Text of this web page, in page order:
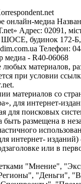
онлайн-медиа
Адрес: 02091,
будинок 172-Б,
Телефон:
медиа - R40-06068
любых материалов,
при условии
материалов со
для интернет-
для поисковых
размещена в
интернет-
или в
"Мнение",
"Деньги",